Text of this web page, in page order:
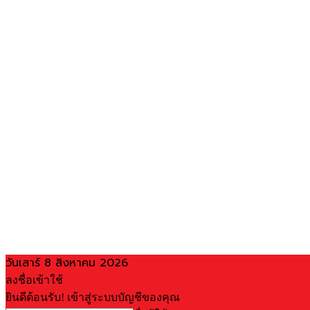
วันเสาร์ 8 สิงหาคม 2026
ลงชื่อเข้าใช้
ยินดีต้อนรับ! เข้าสู่ระบบบัญชีของคุณ